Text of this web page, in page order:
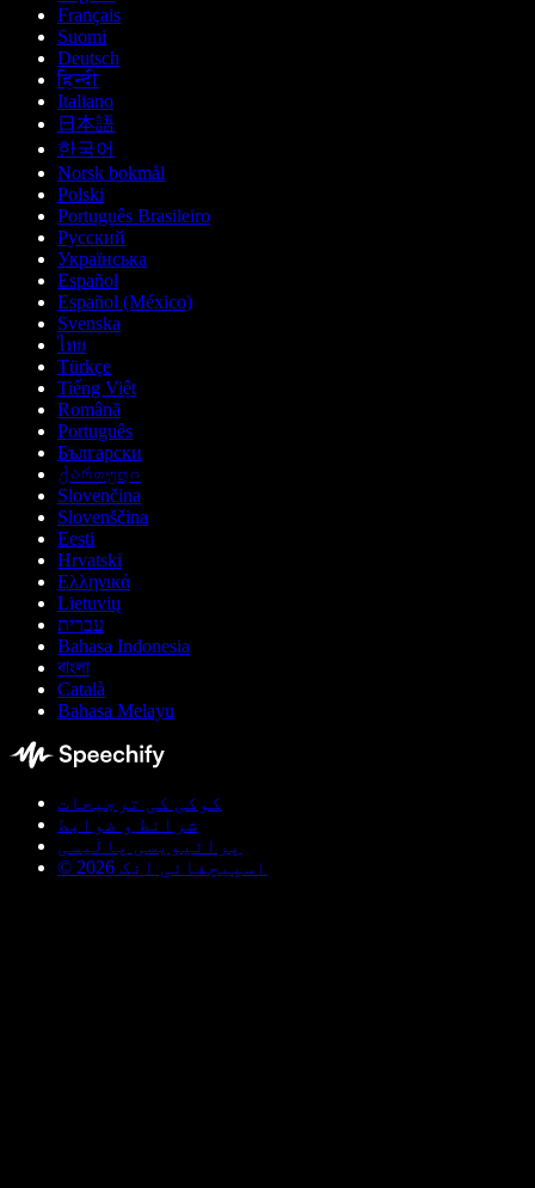
Français
Suomi
Deutsch
हिन्दी
Italiano
日本語
한국어
Norsk bokmål
Polski
Português Brasileiro
Русский
Українська
Español
Español (México)
Svenska
ไทย
Türkçe
Tiếng Việt
Română
Português
Български
ქართული
Slovenčina
Slovenščina
Eesti
Hrvatski
Ελληνικά
Lietuvių
עברית
Bahasa Indonesia
বাংলা
Català
Bahasa Melayu
کوکی کی ترجیحات
شرائط و ضوابط
پرائیویسی پالیسی
© اسپیچفائی انک 2026